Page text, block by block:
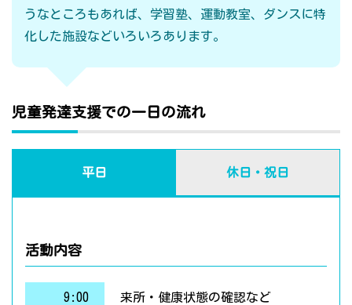
うなところもあれば、学習塾、運動教室、ダンスに特
化した施設などいろいろあります。
児童発達支援での一日の流れ
平日 休日・祝日
活動内容
9:00 来所・健康状態の確認など